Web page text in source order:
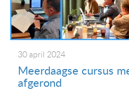
30 april 2024
Meerdaagse cursus
afgerond